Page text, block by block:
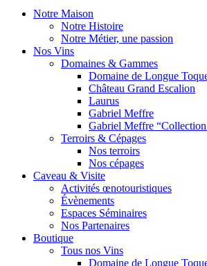
Notre Maison
Notre Histoire
Notre Métier, une passion
Nos Vins
Domaines & Gammes
Domaine de Longue
Château Grand Escalion
Laurus
Gabriel Meffre
Gabriel Meffre
Terroirs & Cépages
Nos terroirs
Nos cépages
Caveau & Visite
Activités œnotouristiques
Évènements
Espaces Séminaires
Nos Partenaires
Boutique
Tous nos Vins
Domaine de Longue